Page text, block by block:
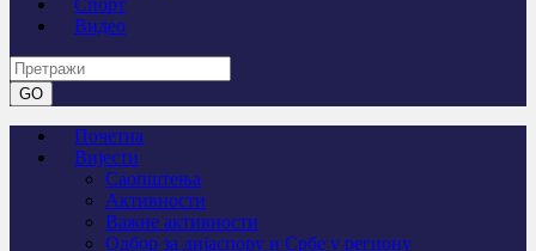
Спорт
Видео
Почетна
Вијести
Саопштења
Активности
Важне активности
Одбор за дијаспору и Србе у региону